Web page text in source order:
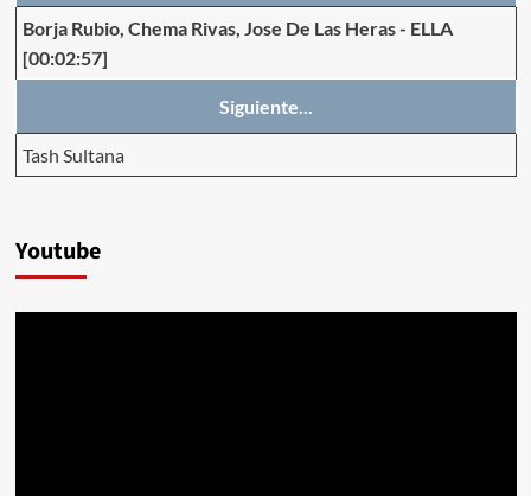
Borja Rubio, Chema Rivas, Jose De Las Heras- ELLA
[00:02:57]
Siguiente...
Tash Sultana
Youtube